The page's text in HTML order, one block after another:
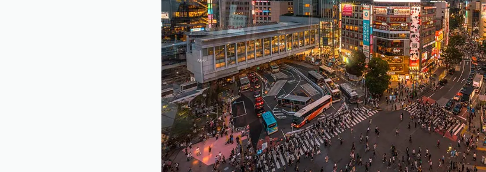
13. Digital-Art-Museum teamLab
14. Mount Fuji
Übernachtungstipp: Capsule Hotels
Tokio-Reiseführer